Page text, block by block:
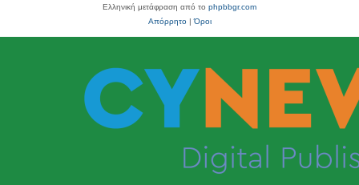
Ελληνική μετάφραση από το phpbbgr.com
Απόρρητο|Όροι